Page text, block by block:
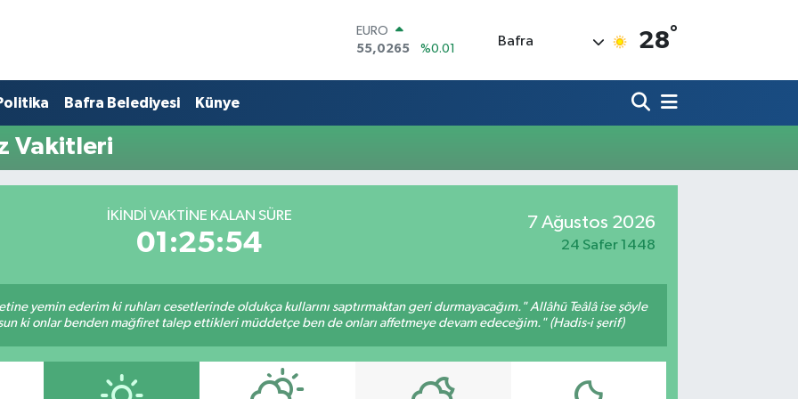
EURO
55,0265
%0.01
BITCOIN
Bafra 28°
Bafra Belediyesi Künye
Vakitleri
İKINDI VAKTINE KALAN SÜRE
01:25:54
7 Ağustos 2026
24 Safer 1448
yemin ederim ki ruhları cesetlerinde oldukça kullarını saptırmaktan geri durmayacağım." Allâhü Teâlâ ise şöyle
ki onlar benden mağfiret talep ettikleri müddetçe ben de onları affetmeye devam edeceğim." (Hadis-i şerif)